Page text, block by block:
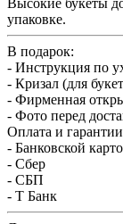
упаковке.
В подарок:
- Инструкция по
- Кризал (для
- Фирменная
- Фото перед
Оплата и гарантии
- Банковской
- Сбер
- СБП
- Т Банк